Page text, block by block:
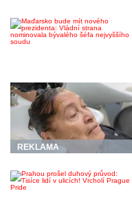
REKLAMA